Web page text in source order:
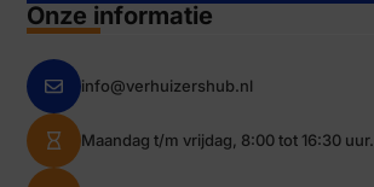
Onze informatie
info@verhuizershub.nl
Maandag t/m vrijdag, 8:00 tot 16:30 uur.